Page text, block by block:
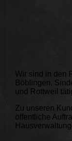
Wir sind in den
Böblingen,
und Rottweil
Zu unseren
öffentliche